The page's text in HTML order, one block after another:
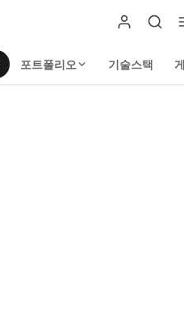
포트폴리오 기술스택